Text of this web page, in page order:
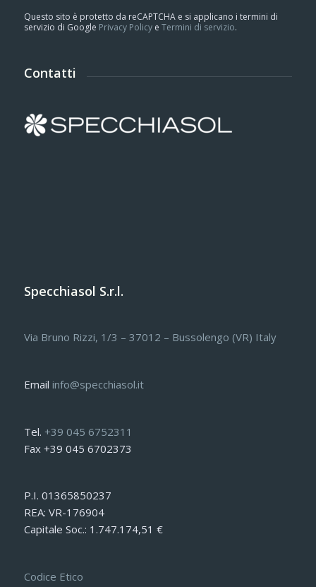
Questo sito è protetto da reCAPTCHA e si applicano i termini di
servizio di Google Privacy Policye Termini di servizio.
Contatti
Specchiasol S.r.l.
Via Bruno Rizzi, 1/3 – 37012 – Bussolengo (VR) Italy
Email info@specchiasol.it
Tel. +39 045 6752311
Fax +39 045 6702373
P.I. 01365850237
REA: VR-176904
Capitale Soc.: 1.747.174,51 €
Codice Etico